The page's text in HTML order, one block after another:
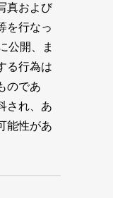
真および
を行なっ
公開、ま
る行為は
のであ
され、あ
能性があ